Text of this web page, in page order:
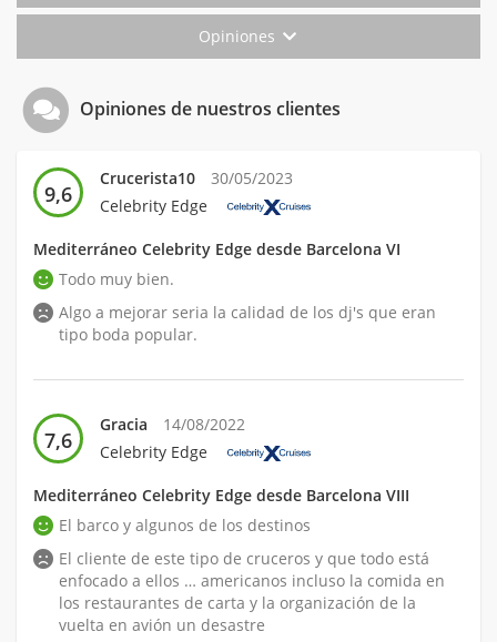
Opiniones
Opiniones de nuestros clientes
9,6
Crucerista10
30/05/2023
Celebrity Edge
Mediterráneo Celebrity Edge desde Barcelona VI
Todo muy bien.
Algo a mejorar seria la calidad de los dj's que eran
tipo boda popular.
7,6
Gracia
14/08/2022
Celebrity Edge
Mediterráneo Celebrity Edge desde Barcelona VIII
El barco y algunos de los destinos
El cliente de este tipo de cruceros y que todo está
enfocado a ellos … americanos incluso la comida en
los restaurantes de carta y la organización de la
vuelta en avión un desastre